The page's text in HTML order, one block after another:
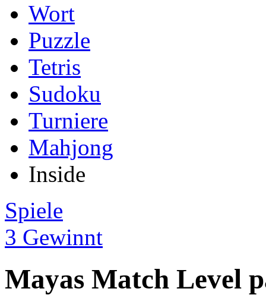
Wort
Puzzle
Tetris
Sudoku
Turniere
Mahjong
Inside
Spiele
3 Gewinnt
Mayas Match Level